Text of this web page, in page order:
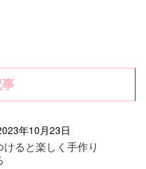
年10月23日
ると楽しく手作り